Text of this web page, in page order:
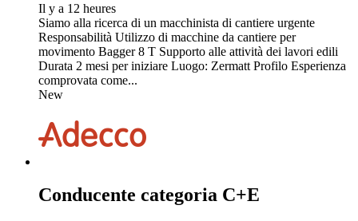
Il y a 12 heures
Siamo alla ricerca di un macchinista di cantiere urgente
Responsabilità Utilizzo di macchine da cantiere per
movimento Bagger 8 T Supporto alle attività dei lavori edili
Durata 2 mesi per iniziare Luogo: Zermatt Profilo Esperienza
comprovata come...
New
Conducente categoria C+E